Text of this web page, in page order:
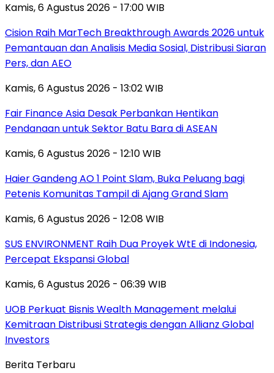
Kamis, 6 Agustus 2026 - 17:00 WIB
Cision Raih MarTech Breakthrough Awards 2026 untuk
Pemantauan dan Analisis Media Sosial, Distribusi Siaran
Pers, dan AEO
Kamis, 6 Agustus 2026 - 13:02 WIB
Fair Finance Asia Desak Perbankan Hentikan
Pendanaan untuk Sektor Batu Bara di ASEAN
Kamis, 6 Agustus 2026 - 12:10 WIB
Haier Gandeng AO 1 Point Slam, Buka Peluang bagi
Petenis Komunitas Tampil di Ajang Grand Slam
Kamis, 6 Agustus 2026 - 12:08 WIB
SUS ENVIRONMENT Raih Dua Proyek WtE di Indonesia,
Percepat Ekspansi Global
Kamis, 6 Agustus 2026 - 06:39 WIB
UOB Perkuat Bisnis Wealth Management melalui
Kemitraan Distribusi Strategis dengan Allianz Global
Investors
Berita Terbaru